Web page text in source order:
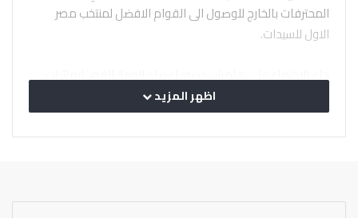
المحترفات بالخارج للوصول الى القوام الافضل لمنتخب مصر
الاول للسيدات.
جاء الاجتماع على هامش حضور اعضاء الجهاز الفنى لنهائيات
الدورة التنشيطية الأولي لدوري المدارس.
اظهر المزيد